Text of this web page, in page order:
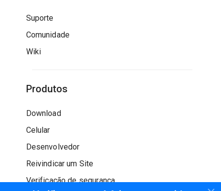
Suporte
Comunidade
Wiki
Produtos
Download
Celular
Desenvolvedor
Reivindicar um Site
Verificação de segurança